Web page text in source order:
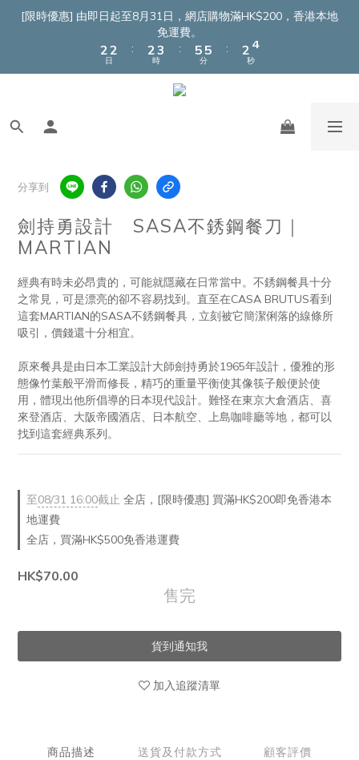
[限時優惠] 由即日起至8月31日，網店購物滿HK$200，香港本地
免運費。
4
2
1
4
2
1
日
:
4
2
1
5
4
3
2
時
:
7
6
5
4
7
5
4
分
:
4
2
1
5
3
2
秒
分享到
劍持勇設計 SASA不銹鋼餐刀｜
MARTIAN
經典有時未必昂貴的，可能就隱藏在日常當中。不銹鋼餐具十分
之常見，可是漂亮的卻不容易找到。直至在CASA BRUTUS看到
這套MARTIAN的SASA不銹鋼餐具，立刻被它簡潔俐落的線條所
吸引，價錢還十分相宜。
原來餐具是由日本工業設計大師劍持勇於1965年設計，優雅的形
態像竹葉般平滑而修長，精巧的重量平衡使其像筷子般便於使
用，體現出他所倡導的日本現代設計。難怪在東京大倉酒店、喜
來登酒店、大阪帝國酒店、日本航空、上島咖啡廳等地，都可以
找到這套經典系列。
至08/31 16:00截止 全店，[限時優惠] 買滿HK$200即免香港本
地運費
全店，買滿HK$500免香港運費
HK$70.00
售完
貨到通知我
加入追蹤清單
商品描述 送貨及付款方式 顧客評價